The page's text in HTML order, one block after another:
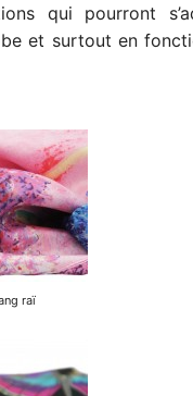
qui pourront
et surtout en